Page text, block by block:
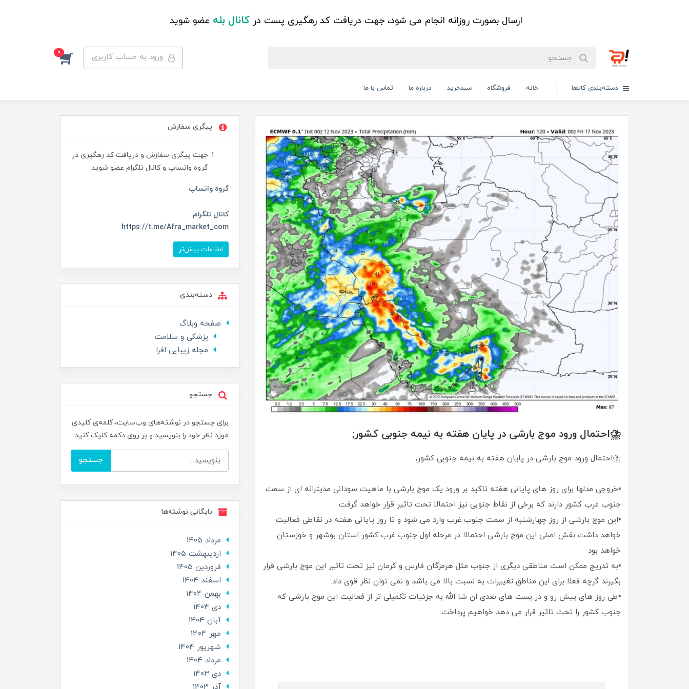
ارسال بصورت روزانه انجام می شود، جهت دریافت کد رهگیری پست در کانال بله عضو شوید
ورود به حساب کاربری 0
دسته‌بندی کالاها خانه فروشگاه سبدخرید درباره ما تماس با ما
⛈️احتمال ورود موج بارشی در پایان هفته به نیمه جنوبی کشور;
⛈️احتمال ورود موج بارشی در پایان هفته به نیمه جنوبی کشور;
▪️خروجی مدلها برای روز های پایانی هفته تاکید بر ورود یک موج بارشی با ماهیت سودانی مدیترانه ای از سمت
جنوب غرب کشور دارند که برخی از نقاط جنوبی نیز احتمالا تحت تاثیر قرار خواهد گرفت.
▪️این موج بارشی از روز چهارشنبه از سمت جنوب غرب وارد می شود و تا روز پایانی هفته در نقاطی فعالیت
خواهد داشت نقش اصلی این موج بارشی احتمالا در مرحله اول جنوب غرب کشور استان بوشهر و خوزستان
خواهد بود
▪️به تدریج ممکن است مناطقی دیگری از جنوب مثل هرمزگان فارس و کرمان نیز تحت تاثیر این موج بارشی قرار
بگیرند گرچه فعلا برای این مناطق تغییرات به نسبت بالا می باشد و نمی توان نظر قوی داد.
▪️طی روز های پیش رو و در پست های بعدی ان شا الله به جزئیات تکمیلی تر از فعالیت این موج بارشی که
جنوب کشور را تحت تاثیر قرار می دهد خواهیم پرداخت.
پیگری سفارش
جهت پیگری سفارش و دریافت کد رهگیری در
گروه واتساپ و کانال تلگرام عضو شوید
گروه واتساپ
کانال تلگرام
https://t.me/Afra_market_com
اطلاعات بیش‌تر
دسته‌بندی
صفحه وبلاگ
پزشکی و سلامت
مجله زیبایی افرا
جستجو
برای جستجو در نوشته‌های وب‌سایت، کلمه‌ی کلیدی
مورد نظر خود را بنویسید و بر روی دکمه کلیک کنید.
جستجو
بایگانی نوشته‌ها
مرداد 1405
ارديبهشت 1405
فروردین 1405
اسفند 1404
بهمن 1404
دی 1404
آبان 1404
مهر 1404
شهریور 1404
مرداد 1404
دی 1403